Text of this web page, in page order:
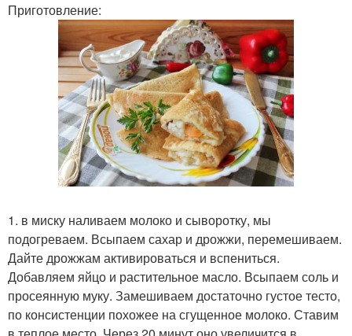
Приготовление:
1. в миску наливаем молоко и сыворотку, мы
подогреваем. Всыпаем сахар и дрожжи, перемешиваем.
Дайте дрожжам активироваться и вспениться.
Добавляем яйцо и растительное масло. Всыпаем соль и
просеянную муку. Замешиваем достаточно густое тесто,
по консистенции похожее на сгущенное молоко. Ставим